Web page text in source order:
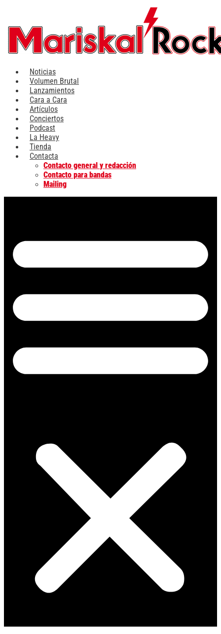
contenido
Noticias
Volumen Brutal
Lanzamientos
Cara a Cara
Artículos
Conciertos
Podcast
La Heavy
Tienda
Contacta
Contacto general y redacción
Contacto para bandas
Mailing